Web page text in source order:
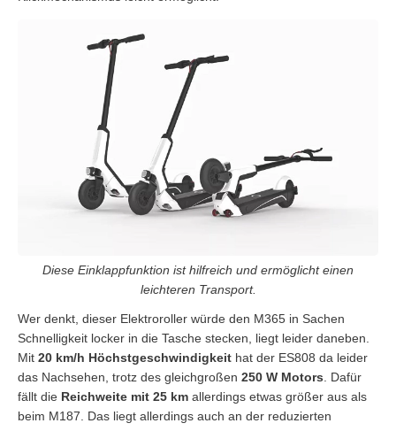
Diese Einklappfunktion ist hilfreich und ermöglicht einen
leichteren Transport.
Wer denkt, dieser Elektroroller würde den M365 in Sachen
Schnelligkeit locker in die Tasche stecken, liegt leider daneben.
Mit 20 km/h Höchstgeschwindigkeit hat der ES808 da leider
das Nachsehen, trotz des gleichgroßen 250 W Motors. Dafür
fällt die Reichweite mit 25 km allerdings etwas größer aus als
beim M187. Das liegt allerdings auch an der reduzierten